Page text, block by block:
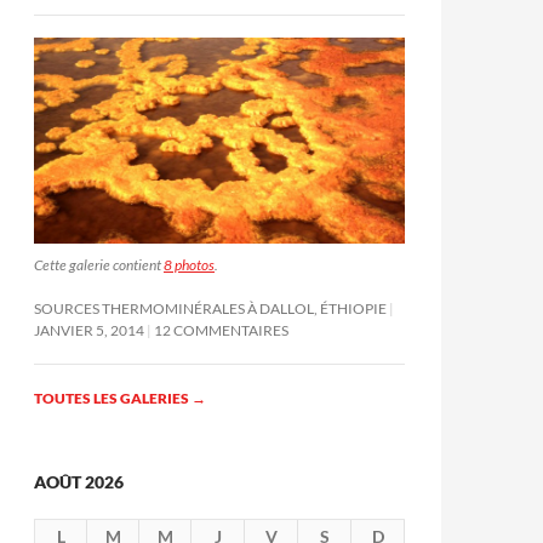
Cette galerie contient8 photos
SOURCES THERMOMINÉRALES À DALLOL, ÉTHIOPIE
JANVIER 5, 2014 12 COMMENTAIRES
TOUTES LES GALERIES →
AOÛT 2026
L M M J V S
D